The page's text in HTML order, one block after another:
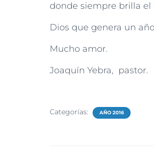
donde siempre brilla el
Dios que genera un
Mucho amor.
Joaquín Yebra, pastor.
Categorías: AÑO 2016